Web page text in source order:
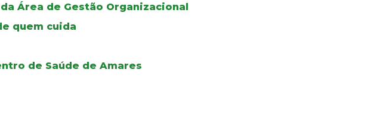
Área de Gestão Organizacional
quem cuida
de Saúde de Amares